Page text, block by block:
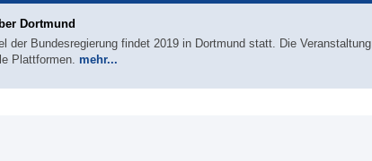
Dortmund
der Bundesregierung findet 2019 in Dortmund statt. Die Veranstaltung
Plattformen. mehr...